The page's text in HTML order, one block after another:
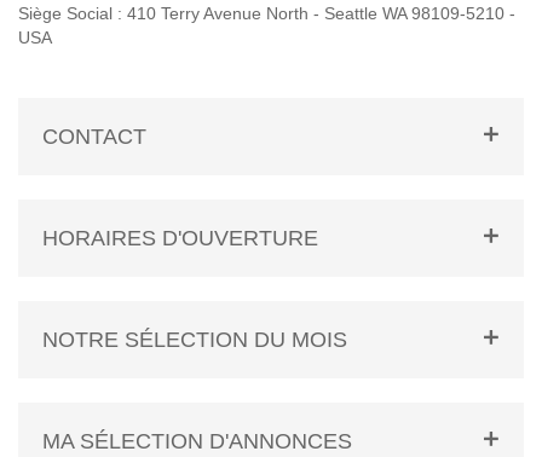
Siège Social : 410 Terry Avenue North - Seattle WA 98109-5210 -
USA
CONTACT
HORAIRES D'OUVERTURE
NOTRE SÉLECTION DU MOIS
MA SÉLECTION D'ANNONCES